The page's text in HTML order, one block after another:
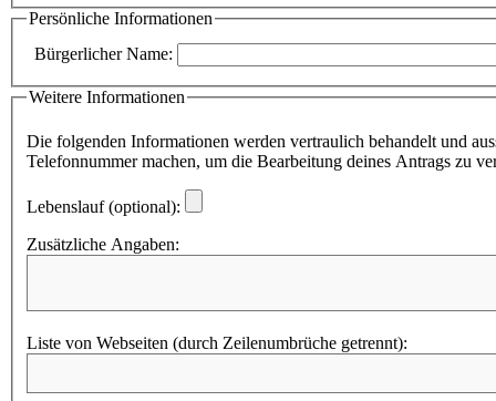
Persönliche Informationen
Bürgerlicher Name:
Weitere Informationen
Die folgenden Informationen werden vertraulich behandelt und
Telefonnummer machen, um die Bearbeitung deines Antrags zu
Lebenslauf (optional):
Zusätzliche Angaben:
Liste von Webseiten (durch Zeilenumbrüche getrennt):